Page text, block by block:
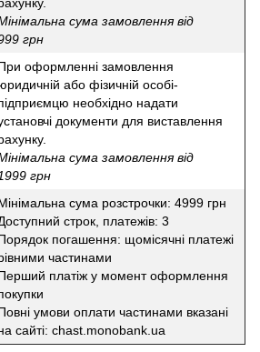
сума замовлення від
грн
оформленні замовлення
або фізичній особі-
необхідно надати
документи для виставлення
сума замовлення від
грн
сума розстрочки: 4999 грн
строк, платежів: 3
погашення: щомісячні платежі
частинами
платіж у момент оформлення
умови оплати частинами вказані
сайті: chast.monobank.ua